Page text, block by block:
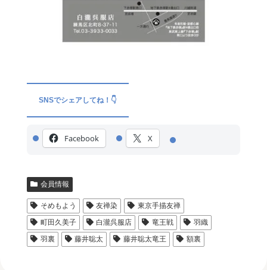
SNSでシェアしてね！👇
Facebook X
会員情報
そめもよう 友禅染
東京手描友禅
町田久美子
白瀧呉服店 竜王戦
羽織
羽裏
藤井聡太 藤井聡太竜王 額裏